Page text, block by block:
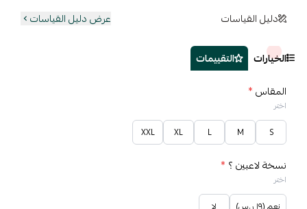
دليل القياسات عرض دليل القياسات
الخيارات
التقييمات
المقاس*
اختر
S
M
L
XL
XXL
نسخة لاعبين ؟ *
اختر